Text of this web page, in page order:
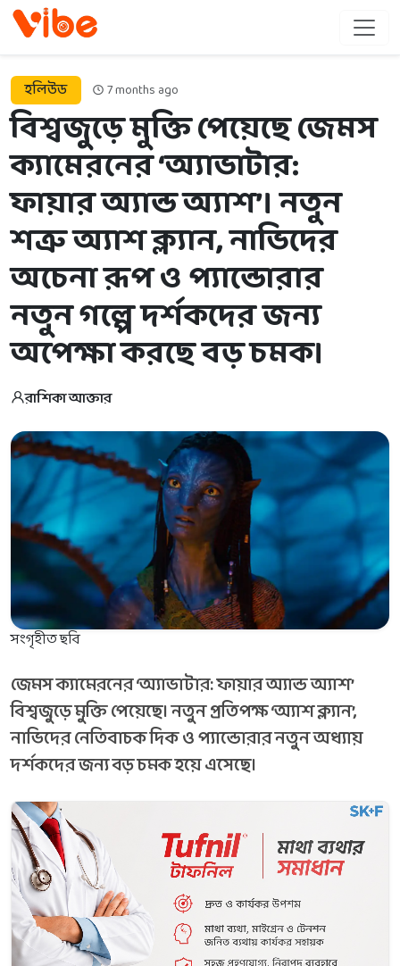
হলিউড 7 months ago
বিশ্বজুড়ে মুক্তি পেয়েছে জেমস
ক্যামেরনের ‘অ্যাভাটার:
ফায়ার অ্যান্ড অ্যাশ’। নতুন
শত্রু অ্যাশ ক্ল্যান, নাভিদের
অচেনা রূপ ও প্যান্ডোরার
নতুন গল্পে দর্শকদের জন্য
অপেক্ষা করছে বড় চমক।
রাশিকা আক্তার
সংগৃহীত ছবি
জেমস ক্যামেরনের ‘অ্যাভাটার: ফায়ার অ্যান্ড অ্যাশ’
বিশ্বজুড়ে মুক্তি পেয়েছে। নতুন প্রতিপক্ষ ‘অ্যাশ ক্ল্যান’,
নাভিদের নেতিবাচক দিক ও প্যান্ডোরার নতুন অধ্যায়
দর্শকদের জন্য বড় চমক হয়ে এসেছে।